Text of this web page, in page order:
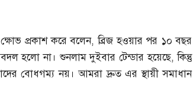
প্রকাশ করে বলেন,ব্রিজ হওয়ার পর ১০ বছর
হলো না। শুনলাম দুইবার টেন্ডার হয়েছে,কিন্তু
বোধগম্য নয়। আমরা দ্রুত এর স্থায়ী সমাধান